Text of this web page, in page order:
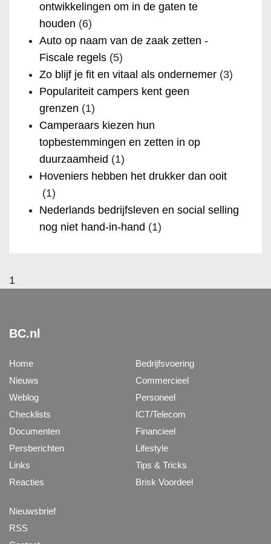
ontwikkelingen om in de gaten te
houden (6)
Auto op naam van de zaak zetten -
Fiscale regels (5)
Zo blijf je fit en vitaal als ondernemer (3)
Populariteit campers kent geen
grenzen (1)
Camperaars kiezen hun
topbestemmingen en zetten in op
duurzaamheid (1)
Hoveniers hebben het drukker dan ooit
(1)
Nederlands bedrijfsleven en social selling
nog niet hand-in-hand (1)
1
BC.nl
Home
Nieuws
Weblog
Checklists
Documenten
Persberichten
Links
Reacties
Bedrijfsvoering
Commercieel
Personeel
ICT/Telecom
Financieel
Lifestyle
Tips & Tricks
Brisk Voordeel
Nieuwsbrief
RSS